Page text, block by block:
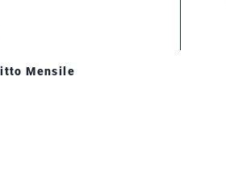
Mensile